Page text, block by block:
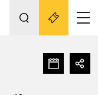
Nos activités